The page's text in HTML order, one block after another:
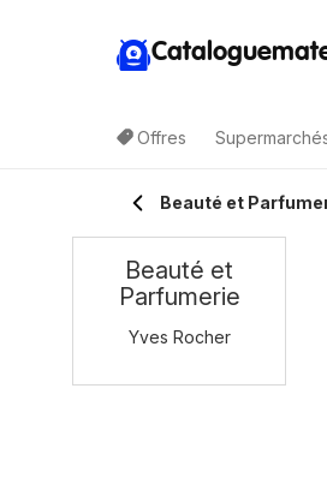
Offres
Beauté et
Beauté et
Parfumerie
Yves Rocher